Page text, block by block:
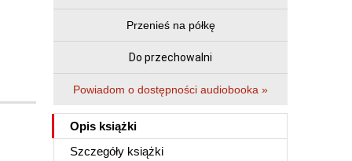
Przenieś na półkę
Do przechowalni
Powiadom o dostępności audiobooka »
Opis książki
Szczegóły książki